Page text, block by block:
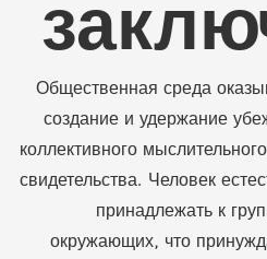
Общественная среда
создание и удержание
коллективного
свидетельства. Человек
принадлежать к
окружающих, что